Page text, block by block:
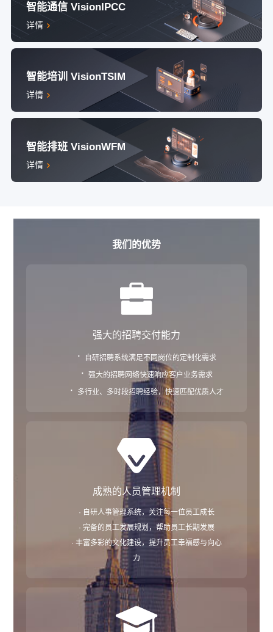
智能通信 VisionIPCC
详情
智能培训 VisionTSIM
详情
智能排班 VisionWFM
详情
我们的优势
强大的招聘交付能力
· 自研招聘系统满足不同岗位的定制化需求
· 强大的招聘网络快速响应客户业务需求
· 多行业、多时段招聘经验，快速匹配优质人才
成熟的人员管理机制
· 自研人事管理系统，关注每一位员工成长
· 完备的员工发展规划，帮助员工长期发展
· 丰富多彩的文化建设，提升员工幸福感与向心
力